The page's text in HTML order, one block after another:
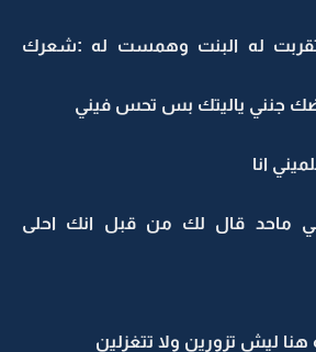
له البنت وهمست له :شعرك
جنني ياليتك بس تحس فيني
انا
ماحد قال لك من قبل انك احلى
هنا ليش تزورين ولا تتغزلين